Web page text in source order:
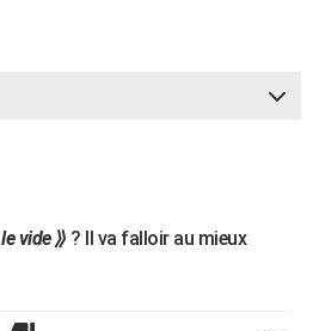
vide ⟫ ? Il va falloir au mieux